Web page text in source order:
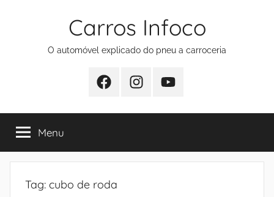
Carros Infoco
O automóvel explicado do pneu a carroceria
FacebookInstagramYoutube
Menu
Tag: cubo de roda